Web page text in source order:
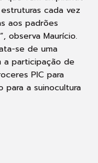
cada vez
aos padrões
observa Maurício.
se de uma
a participação de
PIC para
para a suinocultura